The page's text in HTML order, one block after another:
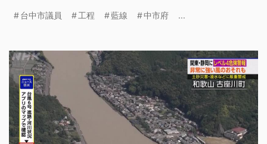
台中市議員 工程 藍線 中市府 ...